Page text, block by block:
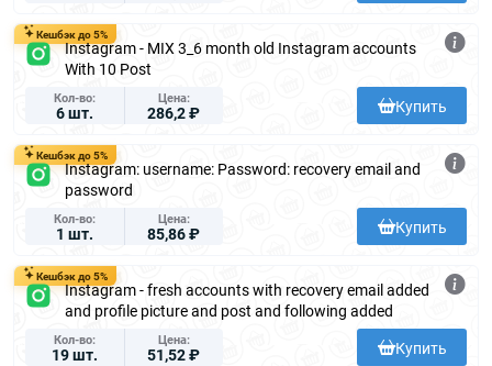
Кешбэк до 5%
Instagram - MIX 3_6 month old Instagram accounts
With 10 Post
Кол-во
6 шт.
Цена
286,2 ₽ Купить
Кешбэк до 5%
Instagram: username: Password: recovery email and
password
Кол-во
1 шт.
Цена
85,86 ₽ Купить
Кешбэк до 5%
Instagram - fresh accounts with recovery email added
and profile picture and post and following added
Кол-во
19 шт.
Цена
51,52 ₽ Купить